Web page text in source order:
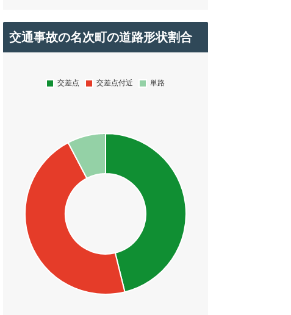
交通事故の名次町の道路形状割合